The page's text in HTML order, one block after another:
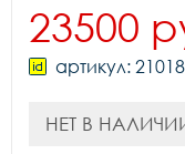
23500
артикул:
НЕТ В